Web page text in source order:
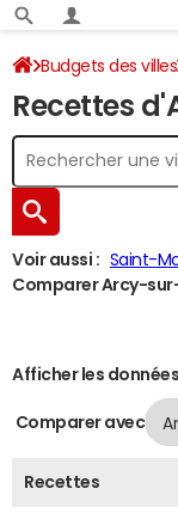
Budgets des villes
Recettes
Voir aussi : Saint-
Comparer Arcy-
Afficher les
Comparer avec
Recettes